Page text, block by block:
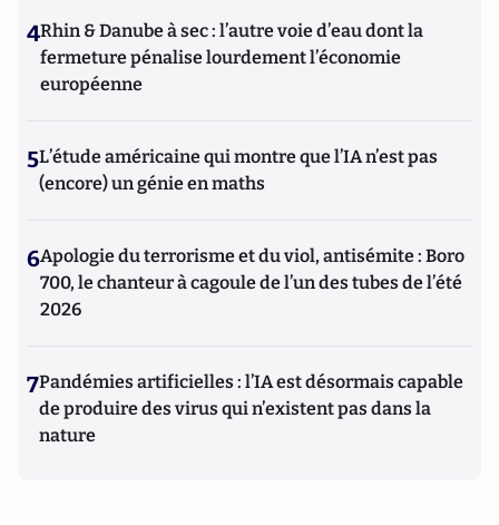
4Rhin & Danube à sec : l’autre voie d’eau dont la
fermeture pénalise lourdement l’économie
européenne
5L’étude américaine qui montre que l’IA n’est pas
(encore) un génie en maths
6Apologie du terrorisme et du viol, antisémite : Boro
700, le chanteur à cagoule de l’un des tubes de l’été
2026
7Pandémies artificielles : l’IA est désormais capable
de produire des virus qui n’existent pas dans la
nature